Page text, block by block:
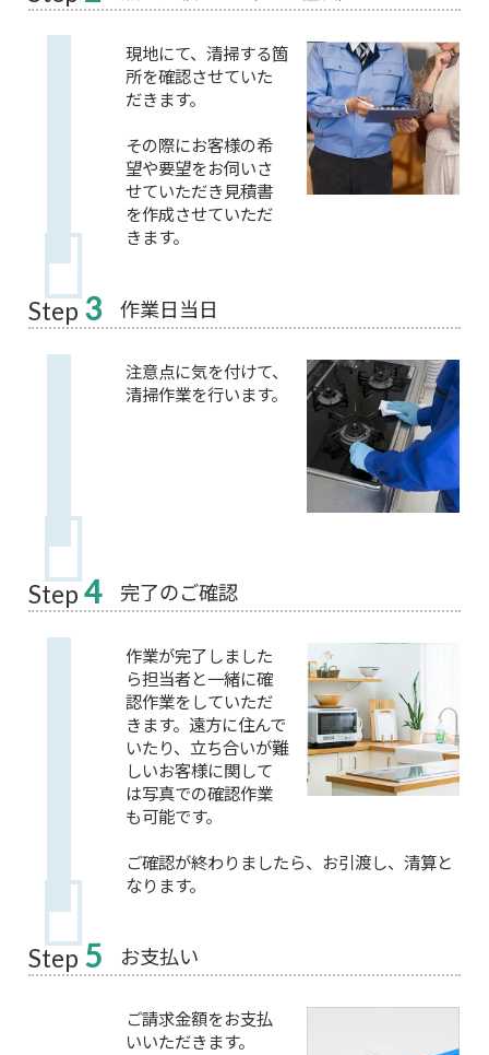
現地にて、清掃する箇
所を確認させていた
だきます。
その際にお客様の希
望や要望をお伺いさ
せていただき見積書
を作成させていただ
きます。
Step 3 作業日当日
注意点に気を付けて、
清掃作業を行います。
Step 4 完了のご確認
作業が完了しました
ら担当者と一緒に確
認作業をしていただ
きます。遠方に住んで
いたり、立ち合いが難
しいお客様に関して
は写真での確認作業
も可能です。
ご確認が終わりましたら、お引渡し、清算と
なります。
Step 5 お支払い
ご請求金額をお支払
いいただきます。